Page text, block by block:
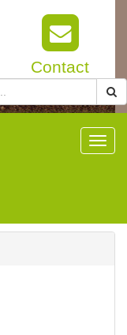
Contact